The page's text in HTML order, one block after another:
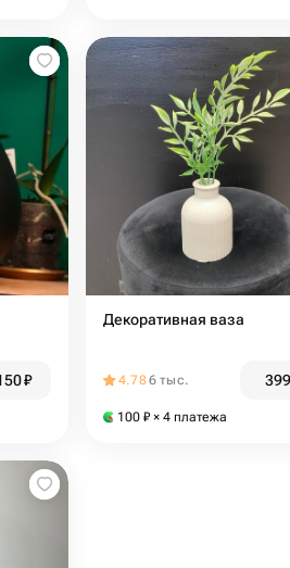
₽
Декоративная ваза
4.786 тыс. 399
100 ₽ × 4 платежа